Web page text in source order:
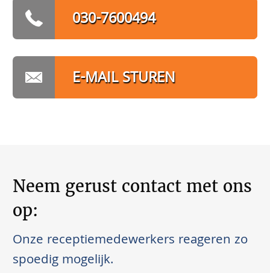
030-7600494
E-MAIL STUREN
Neem gerust contact met ons
op:
Onze receptiemedewerkers reageren zo
spoedig mogelijk.